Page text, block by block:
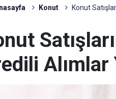
Konut Konut